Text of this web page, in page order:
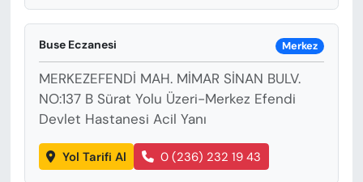
Buse Eczanesi Merkez
MERKEZEFENDİ MAH. MİMAR SİNAN BULV.
NO:137 B Sürat Yolu Üzeri-Merkez Efendi
Devlet Hastanesi Acil Yanı
Yol Tarifi Al 0 (236) 232 19 43